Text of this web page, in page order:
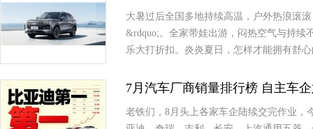
大暑过后全国多地持续高温，户外热浪滚
&rdquo;。全家带娃出游，闷热空气与持续
乐大打折扣。炎炎夏日，怎样才能拥有舒
7月汽车厂商销量排行榜 自主车
老铁们，8月头上各家车企陆续交完作业，